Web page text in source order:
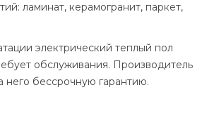
ламинат, керамогранит, паркет,
электрический теплый пол
обслуживания. Производитель
него бессрочную гарантию.